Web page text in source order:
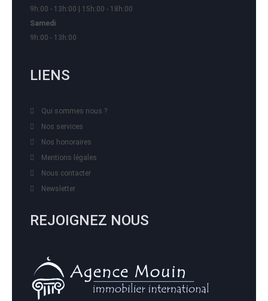
9h:00 - 13h:00 | 15h:00 - 18h:00
Samedi
9h:00 - 13h:00
LIENS
Qui sommes nous ?
Nos services
Nos honoraires
Mentions légales
Nous contacter
Newsletter
REJOIGNEZ NOUS